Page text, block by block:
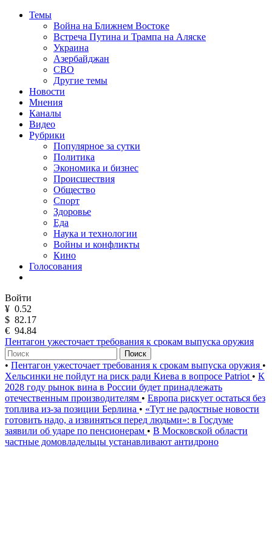
Темы
Война на Ближнем Востоке
Встреча Путина и Трампа на Аляске
Украина
Азербайджан
СВО
Другие темы
Новости
Мнения
Каналы
Видео
Рубрики
Популярное за сутки
Политика
Экономика и бизнес
Происшествия
Общество
Спорт
Здоровье
Еда
Наука и технологии
Войны и конфликты
Кино
Голосования
Войти
¥ 0.52
$ 82.17
€ 94.84
Пентагон ужесточает требования к срокам выпуска оружия
Поиск
• Пентагон ужесточает требования к срокам выпуска оружия •
Хельсинки не пойдут на риск ради Киева в вопросе Patriot • К
2028 году рынок вина в России будет принадлежать
отечественным производителям • Европа рискует остаться без
топлива из-за позиции Берлина • «Тут не радостные новости
готовить надо, а извиняться перед людьми»: в Госдуме
заявили об ударе по пенсионерам • В Московской области
частные домовладельцы устанавливают антидроно